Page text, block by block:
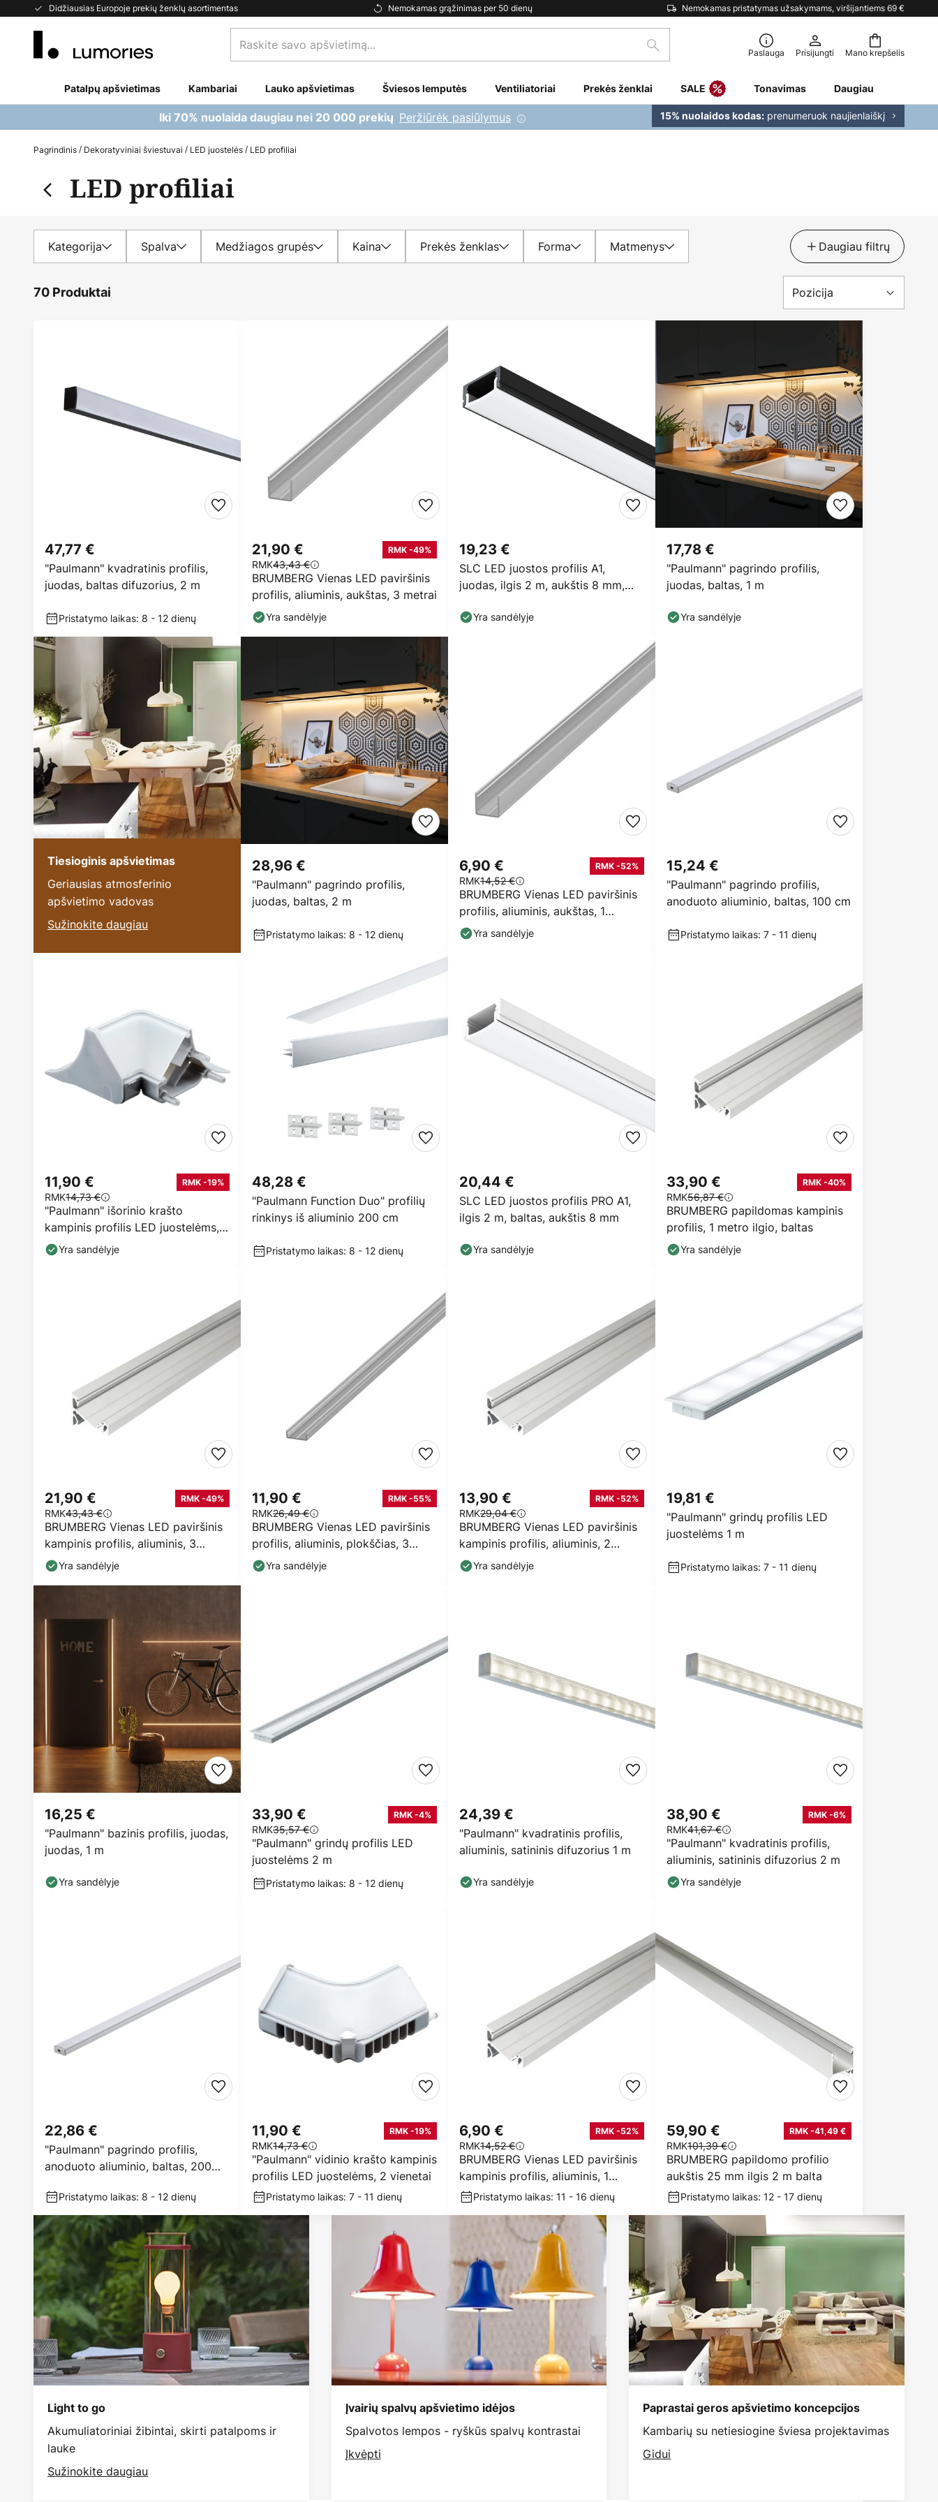
Didžiausias Europoje prekių ženklų asortimentas Nemokamas grąžinimas per 50 dienų Nemokamas pristatymas užsakymams, viršijantiems 69 €
Skip
Mano krepšelis
savo
Paieška Paslauga Prisijungti
Patalpų apšvietimas Kambariai Lauko apšvietimas Šviesos lemputės Ventiliatoriai Prekės ženklai SALE Tonavimas Daugiau
Iki 70% nuolaida daugiau nei 20 000 prekių Peržiūrėk pasiūlymus 15% nuolaidos kodas: prenumeruok naujienlaiškį
Pagrindinis Dekoratyviniai šviestuvai LED juostelės LED profiliai
LED profiliai
Kategorija Spalva Medžiagos grupės Kaina Prekės ženklas Forma Matmenys Daugiau filtrų
70 Produktai
"Paulmann" kvadratinis profilis,
juodas, baltas difuzorius, 2 m
47,77 €
Pristatymo laikas: 8 - 12 dienų
BRUMBERG Vienas LED paviršinis
profilis, aliuminis, aukštas, 3 metrai
21,90 € RMK -49%
RMK43,43 €
Yra sandėlyje
SLC LED juostos profilis A1,
juodas, ilgis 2 m, aukštis 8 mm,
19,23 €
Yra sandėlyje
"Paulmann" pagrindo profilis,
juodas, baltas, 1 m
17,78 €
Yra sandėlyje
Tiesioginis apšvietimas
Geriausias atmosferinio
apšvietimo vadovas
Sužinokite daugiau
"Paulmann" pagrindo profilis,
juodas, baltas, 2 m
28,96 €
Pristatymo laikas: 8 - 12 dienų
BRUMBERG Vienas LED paviršinis
profilis, aliuminis, aukštas, 1
metras
6,90 € RMK -52%
RMK14,52 €
Yra sandėlyje
"Paulmann" pagrindo profilis,
anoduoto aliuminio, baltas, 100 cm
15,24 €
Pristatymo laikas: 7 - 11 dienų
"Paulmann" išorinio krašto
kampinis profilis LED juostelėms, 2
vienetai
11,90 € RMK -19%
RMK14,73 €
Yra sandėlyje
"Paulmann Function Duo" profilių
rinkinys iš aliuminio 200 cm
48,28 €
Pristatymo laikas: 8 - 12 dienų
SLC LED juostos profilis PRO A1,
ilgis 2 m, baltas, aukštis 8 mm
20,44 €
Yra sandėlyje
BRUMBERG papildomas kampinis
profilis, 1 metro ilgio, baltas
33,90 € RMK -40%
RMK56,87 €
Yra sandėlyje
BRUMBERG Vienas LED paviršinis
kampinis profilis, aliuminis, 3
metrai
21,90 € RMK -49%
RMK43,43 €
Yra sandėlyje
BRUMBERG Vienas LED paviršinis
profilis, aliuminis, plokščias, 3
metrai
11,90 € RMK -55%
RMK26,49 €
Yra sandėlyje
BRUMBERG Vienas LED paviršinis
kampinis profilis, aliuminis, 2
metrai
13,90 € RMK -52%
RMK29,04 €
Yra sandėlyje
"Paulmann" grindų profilis LED
juostelėms 1 m
19,81 €
Pristatymo laikas: 7 - 11 dienų
"Paulmann" bazinis profilis, juodas,
juodas, 1 m
16,25 €
Yra sandėlyje
"Paulmann" grindų profilis LED
juostelėms 2 m
33,90 € RMK -4%
RMK35,57 €
Pristatymo laikas: 8 - 12 dienų
"Paulmann" kvadratinis profilis,
aliuminis, satininis difuzorius 1 m
24,39 €
Yra sandėlyje
"Paulmann" kvadratinis profilis,
aliuminis, satininis difuzorius 2 m
38,90 € RMK -6%
RMK41,67 €
Yra sandėlyje
"Paulmann" pagrindo profilis,
anoduoto aliuminio, baltas, 200
22,86 €
Pristatymo laikas: 8 - 12 dienų
"Paulmann" vidinio krašto kampinis
profilis LED juostelėms, 2 vienetai
11,90 € RMK -19%
RMK14,73 €
Pristatymo laikas: 7 - 11 dienų
BRUMBERG Vienas LED paviršinis
kampinis profilis, aliuminis, 1
metras
6,90 € RMK -52%
RMK14,52 €
Pristatymo laikas: 11 - 16 dienų
BRUMBERG papildomo profilio
aukštis 25 mm ilgis 2 m balta
59,90 € RMK -41,49 €
RMK101,39 €
Pristatymo laikas: 12 - 17 dienų
Light to go
Akumuliatoriniai žibintai, skirti patalpoms ir
lauke
Sužinokite daugiau
Įvairių spalvų apšvietimo idėjos
Spalvotos lempos - ryškūs spalvų kontrastai
Įkvėpti
Paprastai geros apšvietimo koncepcijos
Kambarių su netiesiogine šviesa projektavimas
Gidui